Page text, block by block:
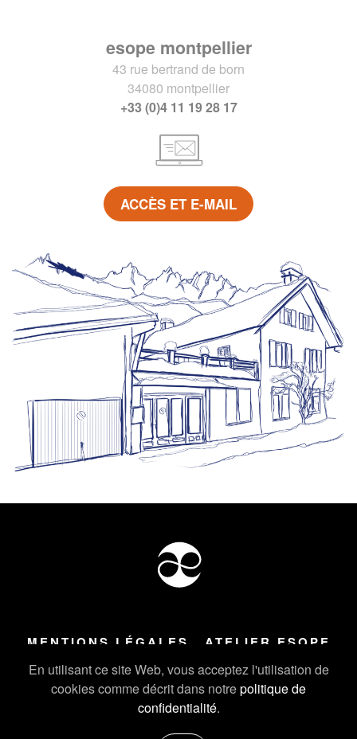
En utilisant ce site Web, vous acceptez l'utilisation de
cookies comme décrit dans notrepolitique de
confidentialité.
esope montpellier
43 rue bertrand de born
34080 montpellier
+33 (0)4 11 19 28 17
ACCÈS ET E-MAIL
MENTIONS LÉGALES ATELIER ESOPE